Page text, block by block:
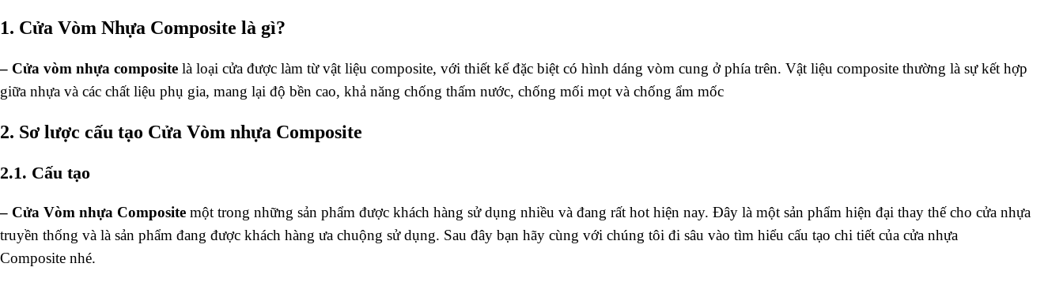
1. Cửa Vòm Nhựa Composite là gì?
– Cửa vòm nhựa composite là loại cửa được làm từ vật liệu composite, với thiết kế đặc biệt có hình dáng vòm cung ở phía trên. Vật liệu composite thường là sự kết hợp
giữa nhựa và các chất liệu phụ gia, mang lại độ bền cao, khả năng chống thấm nước, chống mối mọt và chống ẩm mốc
2. Sơ lược cấu tạo Cửa Vòm nhựa Composite
2.1. Cấu tạo
– Cửa Vòm nhựa Composite một trong những sản phẩm được khách hàng sử dụng nhiều và đang rất hot hiện nay. Đây là một sản phẩm hiện đại thay thế cho cửa nhựa
truyền thống và là sản phẩm đang được khách hàng ưa chuộng sử dụng. Sau đây bạn hãy cùng với chúng tôi đi sâu vào tìm hiểu cấu tạo chi tiết của cửa nhựa
Composite nhé.